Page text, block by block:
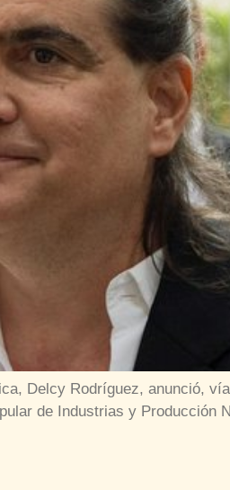
Delcy Rodríguez, anunció,
de Industrias y Producción